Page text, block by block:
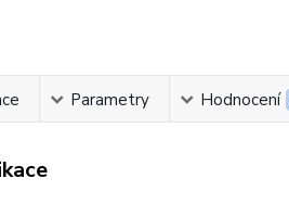
Parametry Hodnocení